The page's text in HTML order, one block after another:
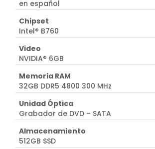
en español
Chipset
Intel® B760
Video
NVIDIA® 6GB
Memoria RAM
32GB DDR5 4800 300 MHz
Unidad Óptica
Grabador de DVD – SATA
Almacenamiento
512GB SSD